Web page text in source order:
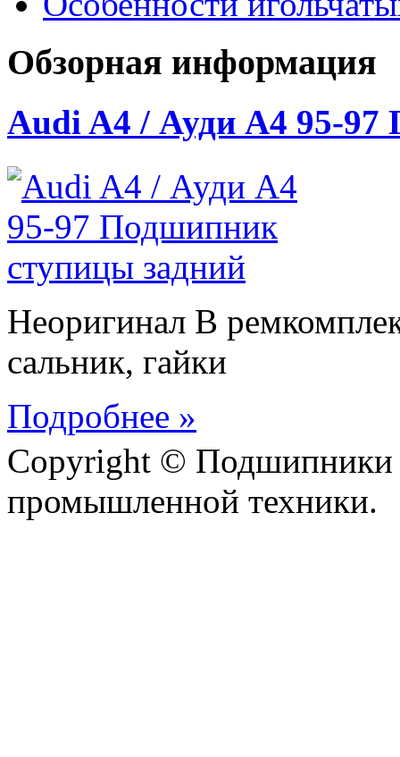
Обзорная информация
Audi A4 / Ауди А4 95-97
Неоригинал В
сальник, гайки
Подробнее »
Copyright © Подшипники
промышленной техники.